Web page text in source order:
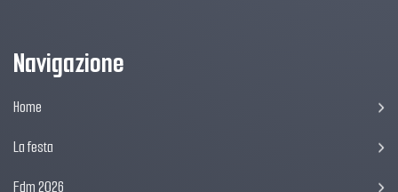
Navigazione
Home
La festa
Fdm 2026